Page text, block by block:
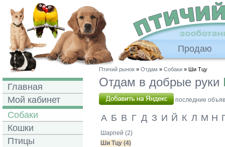
Продаю
Главная
Мой кабинет
Собаки
Кошки
Птицы
Птичий рынок » Отдам » Собаки » Ши Тцу
Отдам в добрые руки
последние
А Б В Г Д З И Й К Л М Н
Шарпей (2)
Ши Тцу (4)